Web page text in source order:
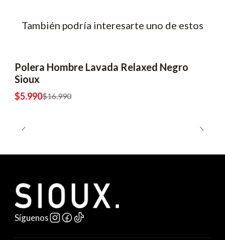
También podría interesarte uno de estos
-65% OFF
2x8990
Polera Hombre Lavada Relaxed Negro
Sioux
$5.990$16.990
Síguenos